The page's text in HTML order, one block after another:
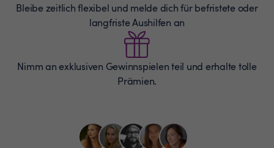
Bleibe zeitlich flexibel und melde dich für befristete oder
langfriste Aushilfen an
Nimm an exklusiven Gewinnspielen teil und erhalte tolle
Prämien.